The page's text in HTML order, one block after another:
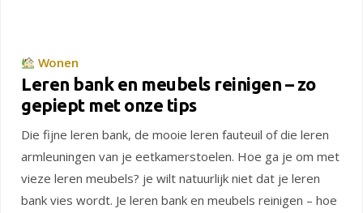
Wonen
Leren bank en meubels reinigen – zo
gepiept met onze tips
Die fijne leren bank, de mooie leren fauteuil of die leren
armleuningen van je eetkamerstoelen. Hoe ga je om met
vieze leren meubels? je wilt natuurlijk niet dat je leren
bank vies wordt. Je leren bank en meubels reinigen – hoe